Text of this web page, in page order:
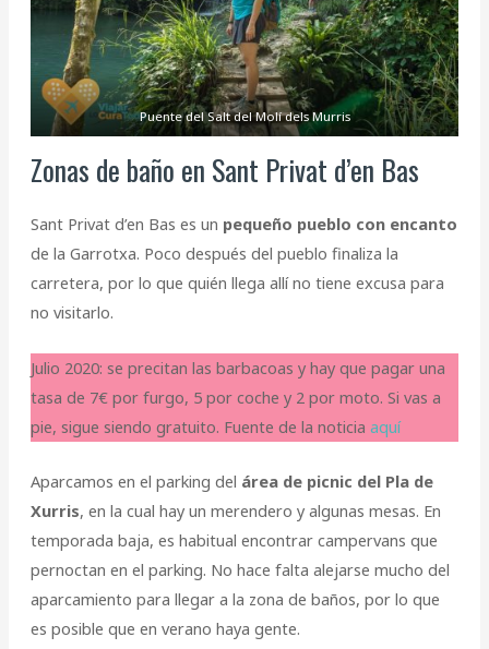
Puente del Salt del Molí dels Murris
Zonas de baño en Sant Privat d’en Bas
Sant Privat d’en Bas es un pequeño pueblo con encanto
de la Garrotxa. Poco después del pueblo finaliza la
carretera, por lo que quién llega allí no tiene excusa para
no visitarlo.
Julio 2020: se precitan las barbacoas y hay que pagar una
tasa de 7€ por furgo, 5 por coche y 2 por moto. Si vas a
pie, sigue siendo gratuito. Fuente de la noticia aquí
Aparcamos en el parking del área de picnic del Pla de
Xurris, en la cual hay un merendero y algunas mesas. En
temporada baja, es habitual encontrar campervans que
pernoctan en el parking. No hace falta alejarse mucho del
aparcamiento para llegar a la zona de baños, por lo que
es posible que en verano haya gente.